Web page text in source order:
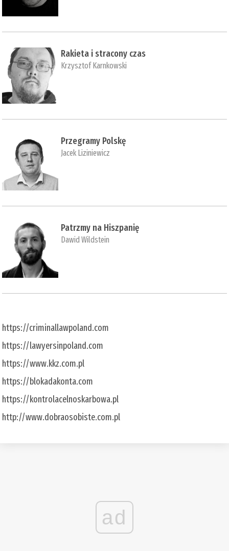
Rakieta i stracony czas
Krzysztof Karnkowski
Przegramy Polskę
Jacek Liziniewicz
Patrzmy na Hiszpanię
Dawid Wildstein
https://criminallawpoland.com
https://lawyersinpoland.com
https://www.kkz.com.pl
https://blokadakonta.com
https://kontrolacelnoskarbowa.pl
http://www.dobraosobiste.com.pl
ad